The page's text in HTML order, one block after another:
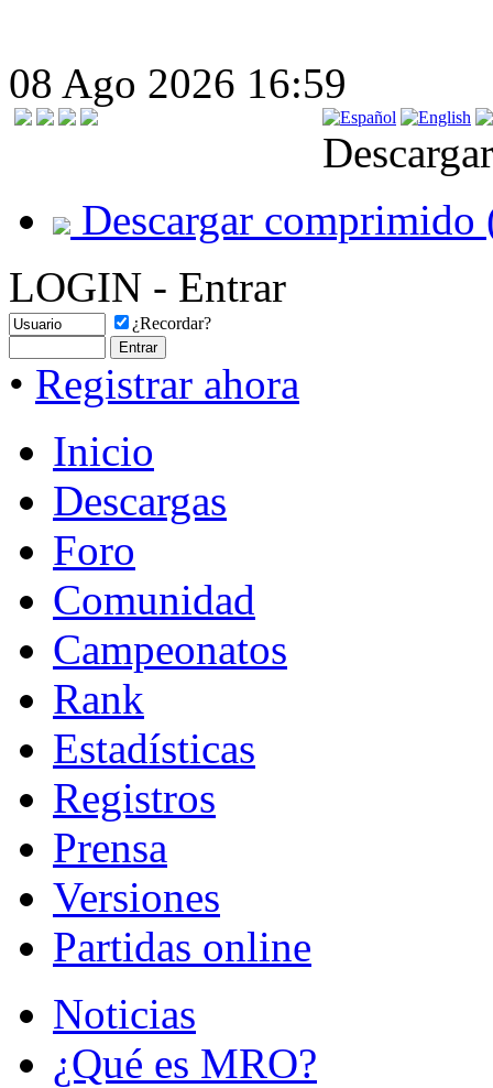
08 Ago 2026 16:59
Descargar comprimido
LOGIN - Entrar
¿Recordar?
• Registrar ahora
Inicio
Descargas
Foro
Comunidad
Campeonatos
Rank
Estadísticas
Registros
Prensa
Versiones
Partidas online
Noticias
¿Qué es MRO?